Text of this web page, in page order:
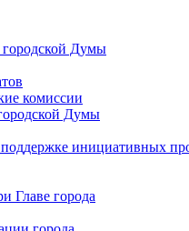
городской Думы
комиссии
Думы
инициативных
Главе города